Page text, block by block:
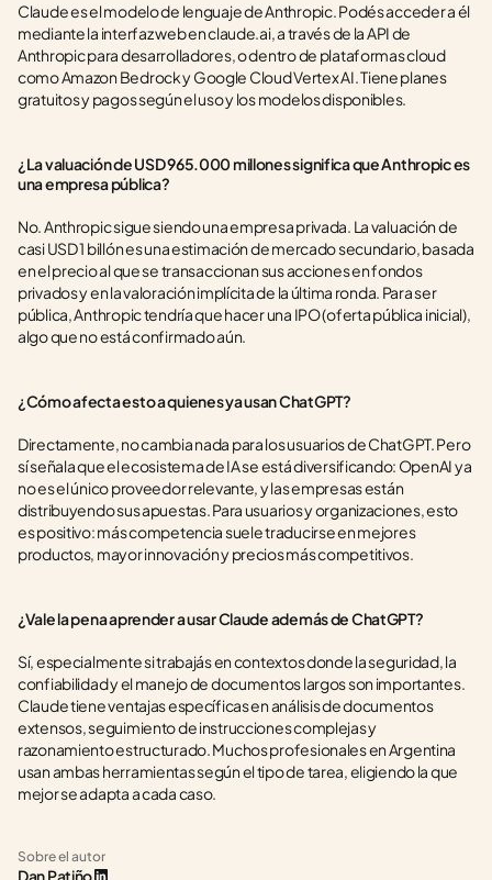
Claude es el modelo de lenguaje de Anthropic. Podés acceder a él
mediante la interfaz web en claude.ai, a través de la API de
Anthropic para desarrolladores, o dentro de plataformas cloud
como Amazon Bedrock y Google Cloud Vertex AI. Tiene planes
gratuitos y pagos según el uso y los modelos disponibles.
¿La valuación de USD 965.000 millones significa que Anthropic es
una empresa pública?
No. Anthropic sigue siendo una empresa privada. La valuación de
casi USD 1 billón es una estimación de mercado secundario, basada
en el precio al que se transaccionan sus acciones en fondos
privados y en la valoración implícita de la última ronda. Para ser
pública, Anthropic tendría que hacer una IPO (oferta pública inicial),
algo que no está confirmado aún.
¿Cómo afecta esto a quienes ya usan ChatGPT?
Directamente, no cambia nada para los usuarios de ChatGPT. Pero
sí señala que el ecosistema de IA se está diversificando: OpenAI ya
no es el único proveedor relevante, y las empresas están
distribuyendo sus apuestas. Para usuarios y organizaciones, esto
es positivo: más competencia suele traducirse en mejores
productos, mayor innovación y precios más competitivos.
¿Vale la pena aprender a usar Claude además de ChatGPT?
Sí, especialmente si trabajás en contextos donde la seguridad, la
confiabilidad y el manejo de documentos largos son importantes.
Claude tiene ventajas específicas en análisis de documentos
extensos, seguimiento de instrucciones complejas y
razonamiento estructurado. Muchos profesionales en Argentina
usan ambas herramientas según el tipo de tarea, eligiendo la que
mejor se adapta a cada caso.
Sobre el autor
Dan Patiño